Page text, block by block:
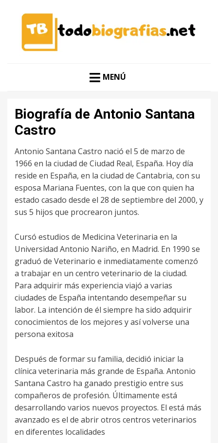
TODO BIOGRAFÍAS
MENÚ
Biografía de Antonio Santana
Castro
Antonio Santana Castro nació el 5 de marzo de
1966 en la ciudad de Ciudad Real, España. Hoy día
reside en España, en la ciudad de Cantabria, con su
esposa Mariana Fuentes, con la que con quien ha
estado casado desde el 28 de septiembre del 2000, y
sus 5 hijos que procrearon juntos.
Cursó estudios de Medicina Veterinaria en la
Universidad Antonio Nariño, en Madrid. En 1990 se
graduó de Veterinario e inmediatamente comenzó
a trabajar en un centro veterinario de la ciudad.
Para adquirir más experiencia viajó a varias
ciudades de España intentando desempeñar su
labor. La intención de él siempre ha sido adquirir
conocimientos de los mejores y así volverse una
persona exitosa
Después de formar su familia, decidió iniciar la
clínica veterinaria más grande de España. Antonio
Santana Castro ha ganado prestigio entre sus
compañeros de profesión. Últimamente está
desarrollando varios nuevos proyectos. El está más
avanzado es el de abrir otros centros veterinarios
en diferentes localidades